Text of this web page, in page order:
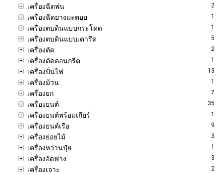
เครื่องฉีดพ่น 2
เครื่องฉีดยางมะตอย 1
เครื่องตบดินแบบกระโดด 1
เครื่องตบดินแบบเตารีด 5
เครื่องตัด 2
เครื่องตัดคอนกรีต 1
เครื่องปั่นไฟ 13
เครื่องม้วน 1
เครื่องยก 7
เครื่องยนต์ 35
เครื่องยนต์พร้อมเกียร์ 1
เครื่องยนต์เรือ 9
เครื่องย่อยไม้ 3
เครื่องหว่านปุ๋ย 1
เครื่องอัดฟาง 3
เครื่องเจาะ 2